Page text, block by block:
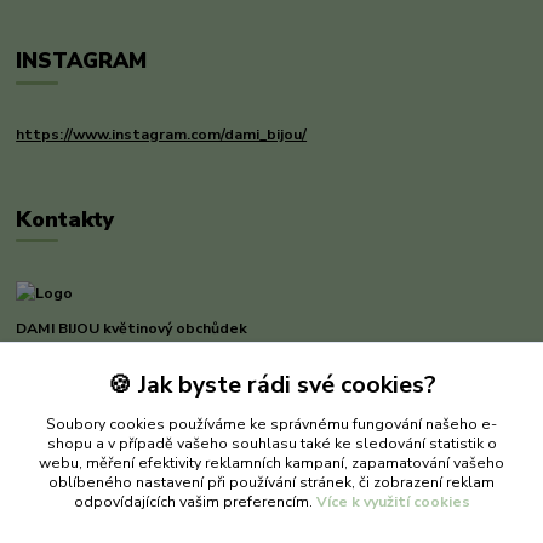
INSTAGRAM
https://www.instagram.com/dami_bijou/
Kontakty
DAMI BIJOU květinový obchůdek
Dana Michnerová
(Po-Pá, 8-16 hod.)
dami-bijou@seznam.cz
🍪 Jak byste rádi své cookies?
Soubory cookies používáme ke správnému fungování našeho e-
shopu a v případě vašeho souhlasu také ke sledování statistik o
webu, měření efektivity reklamních kampaní, zapamatování vašeho
oblíbeného nastavení při používání stránek, či zobrazení reklam
odpovídajících vašim preferencím. Více k využití cookies